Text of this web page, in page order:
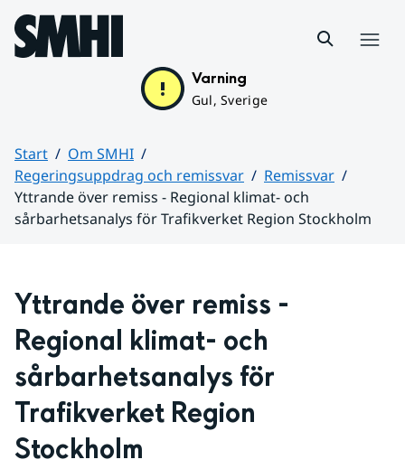
Hoppa till sidans innehåll
Varning
Gul, Sverige
Start
Om SMHI
Regeringsuppdrag och remissvar
Remissvar
Yttrande över remiss - Regional klimat- och
sårbarhetsanalys för Trafikverket Region Stockholm
Yttrande över remiss -
Regional klimat- och
sårbarhetsanalys för
Trafikverket Region
Stockholm